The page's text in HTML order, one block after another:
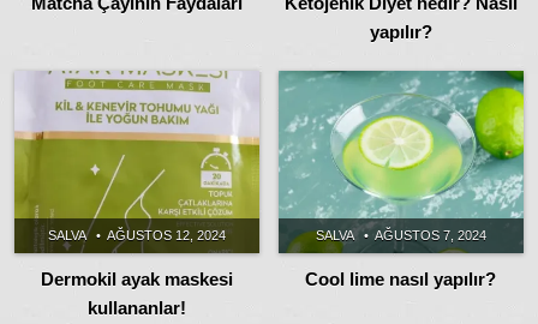
yapılır?
SALVA AĞUSTOS 12, 2024
Dermokil ayak maskesi
kullananlar!
SALVA AĞUSTOS 7, 2024
Cool lime nasıl yapılır?